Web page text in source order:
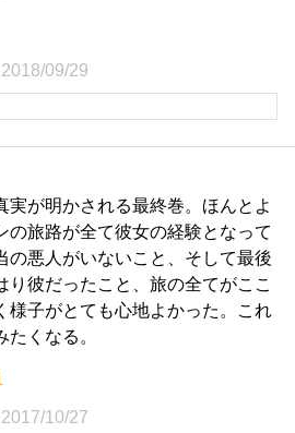
2018/09/29
実が明かされる最終巻。ほんとよ
の旅路が全て彼女の経験となって
の悪人がいないこと、そして最後
り彼だったこと、旅の全てがここ
様子がとても心地よかった。これ
たくなる。
2017/10/27